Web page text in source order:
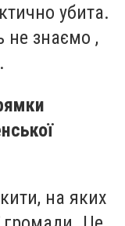
убита.
не знаємо ,
на яких